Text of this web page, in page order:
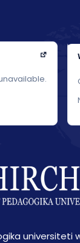
universiteti